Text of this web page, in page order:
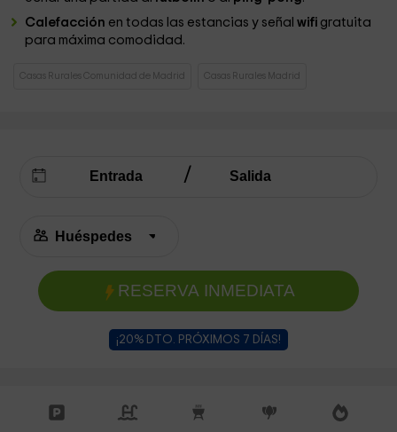
Calefacción en todas las estancias y señalwifi gratuita
para máxima comodidad.
Casas Rurales Comunidad de Madrid Casas Rurales Madrid
RESERVA INMEDIATA
¡20% DTO. PRÓXIMOS 7 DÍAS!